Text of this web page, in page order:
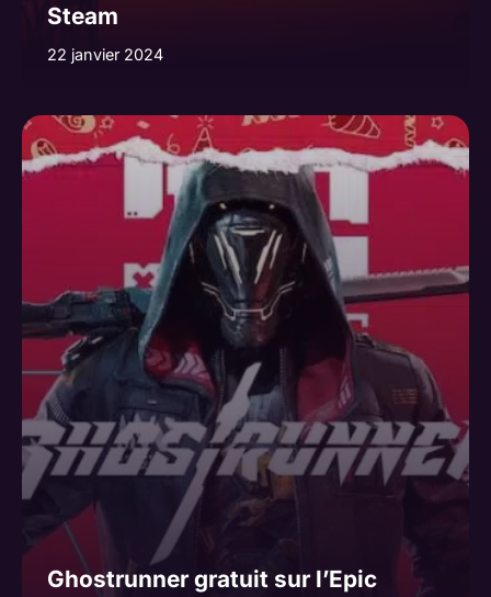
Steam
22 janvier 2024
Ghostrunner gratuit sur l’Epic